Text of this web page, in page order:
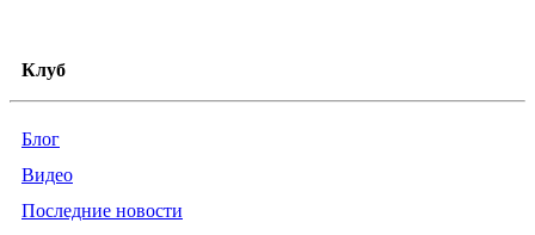
Клуб
Блог
Видео
Последние новости